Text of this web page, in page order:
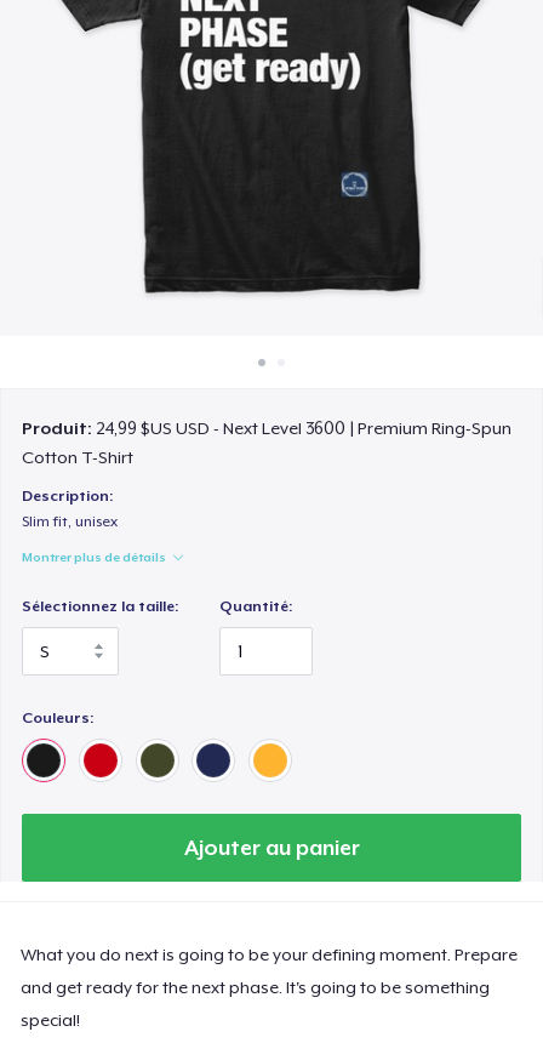
Vendez partout
Produit: 24,99 $US USD - Next Level 3600 | Premium Ring-Spun
Cotton T-Shirt
Description:
Slim fit, unisex
Montrer plus de détails
Sélectionnez la taille: Quantité:
Couleurs:
Ajouter au panier
What you do next is going to be your defining moment. Prepare
and get ready for the next phase. It's going to be something
special!